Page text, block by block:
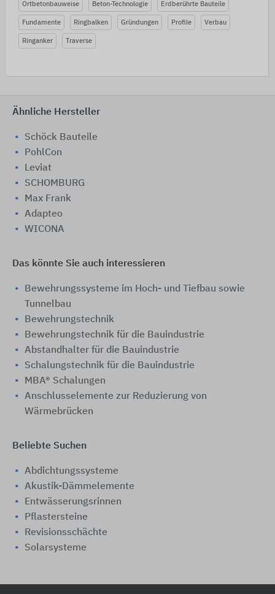
Ortbetonbauweise Beton-Technologie Erdberührte Bauteile
Fundamente Ringbalken Gründungen Profile Verbau
Ringanker Traverse
Ähnliche Hersteller
Schöck Bauteile
PohlCon
Leviat
SCHOMBURG
Max Frank
Adapteo
WICONA
Das könnte Sie auch interessieren
Bewehrungssysteme im Hoch- und Tiefbau sowie
Tunnelbau
Bewehrungstechnik
Bewehrungstechnik für die Bauindustrie
Abstandhalter für die Bauindustrie
Schalungstechnik für die Bauindustrie
MBA® Schalungen
Anschlusselemente zur Reduzierung von
Wärmebrücken
Beliebte Suchen
Abdichtungssysteme
Akustik-Dämmelemente
Entwässerungsrinnen
Pflastersteine
Revisionsschächte
Solarsysteme